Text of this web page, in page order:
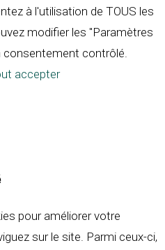
à l'utilisation de TOUS les
modifier les "Paramètres
consentement contrôlé.
accepter
pour améliorer votre
sur le site. Parmi ceux-ci,